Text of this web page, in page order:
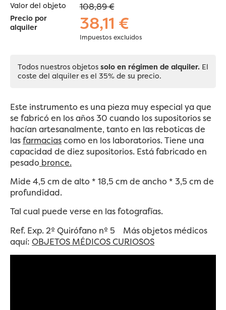
Valor del objeto 108,89 €
Precio por
alquiler
38,11 €
Impuestos excluidos
Todos nuestros objetos solo en régimen de alquiler. El
coste del alquiler es el 35% de su precio.
Este instrumento es una pieza muy especial ya que
se fabricó en los años 30 cuando los supositorios se
hacían artesanalmente, tanto en las reboticas de
lasfarmaciascomo en los laboratorios. Tiene una
capacidad de diez supositorios. Está fabricado en
pesado bronce.
Mide 4,5 cm de alto * 18,5 cm de ancho * 3,5 cm de
profundidad.
Tal cual puede verse en las fotografías.
Ref. Exp. 2º Quirófano nº 5 Más objetos médicos
aquí: OBJETOS MÉDICOS CURIOSOS